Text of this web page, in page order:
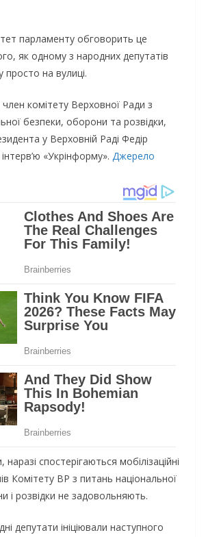
парламенту обговорить це
як одному з народних депутатів
просто на вулиці.
комітету Верховної Ради з
безпеки, оборони та розвідки,
у Верховній Раді Федір
«Укрінформу». Джерело
спостерігаються мобілізаційні
Комітету ВР з питань національної
і розвідки не задовольняють.
депутати ініціювали наступного